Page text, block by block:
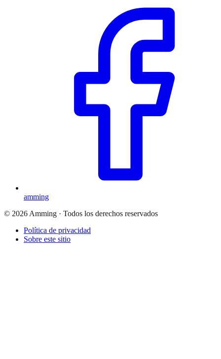
amming
© 2026 Amming · Todos los derechos reservados
Política de privacidad
Sobre este sitio